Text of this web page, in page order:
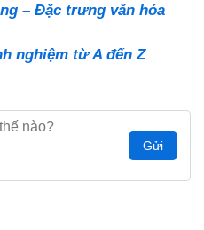
– Đặc trưng văn hóa
nghiệm từ A đến Z
Gửi